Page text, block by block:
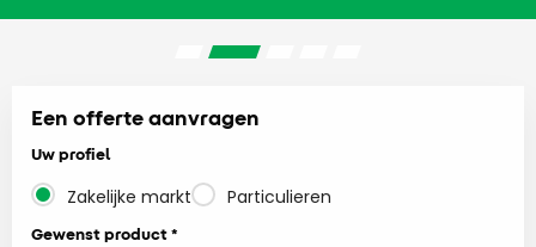
Een offerte aanvragen
Uw profiel
Zakelijke markt Particulieren
Gewenst product